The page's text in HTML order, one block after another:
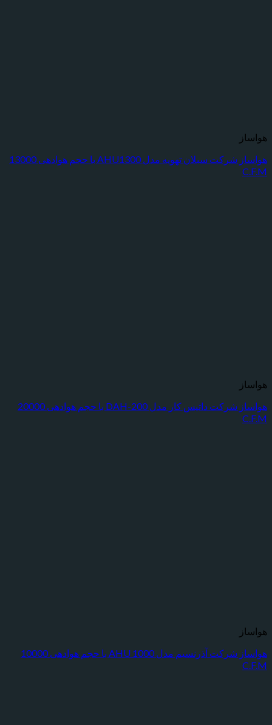
هواساز شرکت سبلان تهویه مدل AHU1300 با حجم هوادهی 13000
هواساز شرکت داتیس کار مدل DAH-200 با حجم هوادهی 20000
هواساز شرکت آذرنسيم مدل AHU 1000 با حجم هوادهی 10000